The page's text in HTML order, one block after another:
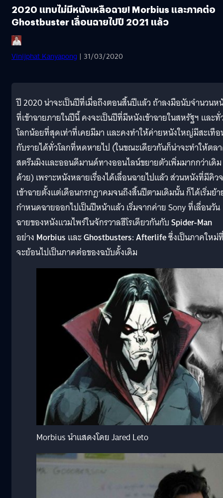
2020 แทบไม่มีหนังเหลือฉาย! Morbius และภาคต่อ
Ghostbuster เลื่อนฉายไปปี 2021 แล้ว
Vinijphat Kanyapong | 31/03/2020
ปี 2020 น่าจะเป็นปีที่เมื่อถึงตอนสิ้นปีแล้ว ถ้าลงมือนับจำนวนห
ที่เข้าฉายภายในปีนี้ คงจะเป็นปีที่มีหนังเข้าฉายในสหรัฐฯ และทั่
โลกน้อยที่สุดเท่าที่เคยมีมา และคงทำให้ค่ายหนังใหญ่มีสะเทื
กับรายได้ทั่วโลกที่หดหายไป (ในขณะเดียวกันก็น่าจะทำให้ตล
สตรีมมิงและออนดีมานด์ทางออนไลน์ขยายตัวเพิ่มมากกว่าเดิม
ด้วย) เพราะหนังหลายเรื่องได้เลื่อนฉายไปแล้ว ส่วนหนังที่มีคิว
เข้าฉายตั้งแต่เดือนกรกฎาคมจนถึงสิ้นปีตามเดิมนั้น ก็ได้เริ่มย้
กำหนดฉายออกไปเป็นปีหน้าแล้ว เริ่มจากค่าย Sony ที่เลื่อนวัน
ฉายของหนังแวมไพร์ในจักรวาลฮีโรเดียวกันกับSpider-Man
อย่าง Morbius และGhostbusters: Afterlifeซึ่งเป็นภาคใหม่
จะย้อนไปเป็นภาคต่อของฉบับดั้งเดิม
Morbius นำแสดงโดย Jared Leto